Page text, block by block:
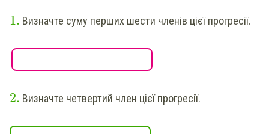
1. Визначте суму перших шести членів цієї прогресії.
2. Визначте четвертий член цієї прогресії.